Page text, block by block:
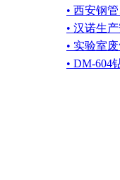
• 西安钢
• 汉诺生
• 实验室
• DM-604